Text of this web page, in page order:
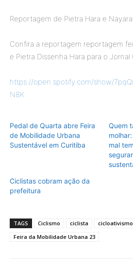
Reportagem de Pietra Hara e
Confira a reportagem reportagem
e Pietra Dissenha Hara para o Jornal
https://open.spotify.com/show/
N8K
Pedal de Quarta abre Feira
de Mobilidade Urbana
Sustentável em Curitiba
Quem
mal
Ciclistas cobram ação da
prefeitura
TAGS Ciclismo ciclista cicloativismo
Feira da Mobilidade Urbana 23